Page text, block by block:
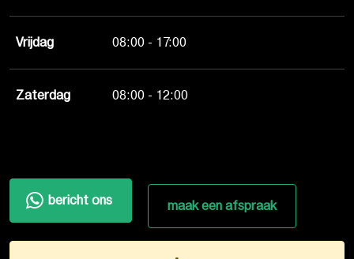
Vrijdag 08:00 - 17:00
Zaterdag 08:00 - 12:00
bericht ons maak een afspraak